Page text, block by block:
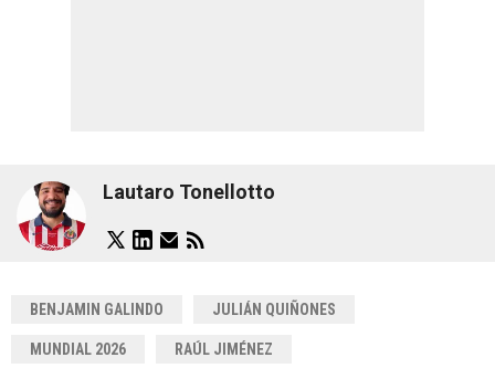
Lautaro Tonellotto
BENJAMIN GALINDO JULIÁN QUIÑONES
MUNDIAL 2026 RAÚL JIMÉNEZ